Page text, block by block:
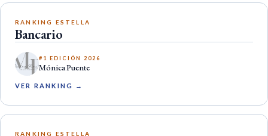
RANKING ESTELLA
Bancario
#1 EDICIÓN 2026
Mónica Puente
VER RANKING →
RANKING ESTELLA